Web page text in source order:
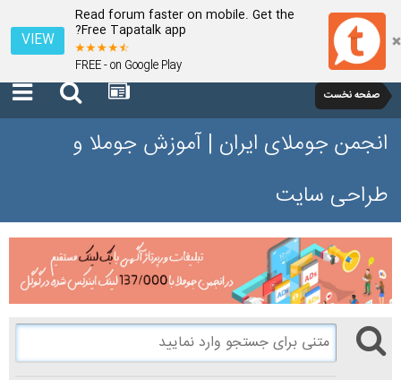
Read forum faster on mobile. Get the
Free Tapatalk app?
FREE - on Google Play
VIEW
صفحه نخست
انجمن جوملای ایران | آموزش جوملا و
طراحی سایت